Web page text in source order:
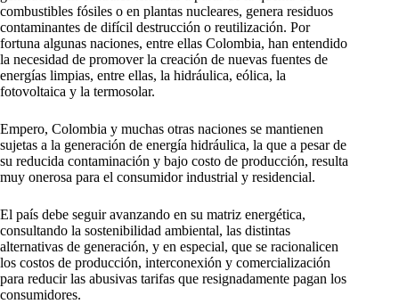
combustibles fósiles o en plantas nucleares, genera residuos
contaminantes de difícil destrucción o reutilización. Por
fortuna algunas naciones, entre ellas Colombia, han entendido
la necesidad de promover la creación de nuevas fuentes de
energías limpias, entre ellas, la hidráulica, eólica, la
fotovoltaica y la termosolar.
Empero, Colombia y muchas otras naciones se mantienen
sujetas a la generación de energía hidráulica, la que a pesar de
su reducida contaminación y bajo costo de producción, resulta
muy onerosa para el consumidor industrial y residencial.
El país debe seguir avanzando en su matriz energética,
consultando la sostenibilidad ambiental, las distintas
alternativas de generación, y en especial, que se racionalicen
los costos de producción, interconexión y comercialización
para reducir las abusivas tarifas que resignadamente pagan los
consumidores.